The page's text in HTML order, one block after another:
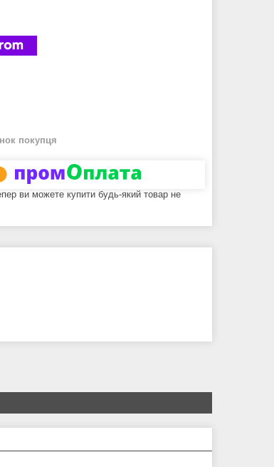
покупця
ви можете купити будь-який товар не